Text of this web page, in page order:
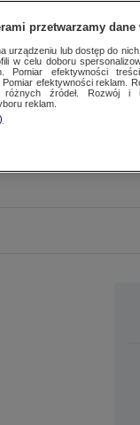
przetwarzamy
urządzeniu lub dostęp do
w celu doboru
Pomiar efektywności
efektywności reklam.
źródeł. Rozwój i
reklam.